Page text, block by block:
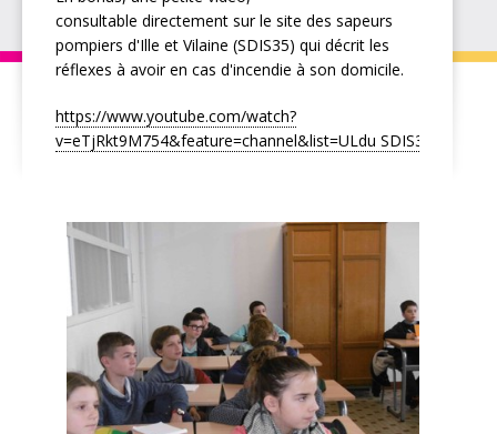
consultable directement sur le site des sapeurs
pompiers d'Ille et Vilaine (SDIS35) qui décrit les
réflexes à avoir en cas d'incendie à son domicile.
https://www.youtube.com/watch?
v=eTjRkt9M754&feature=channel&list=ULdu SDIS35